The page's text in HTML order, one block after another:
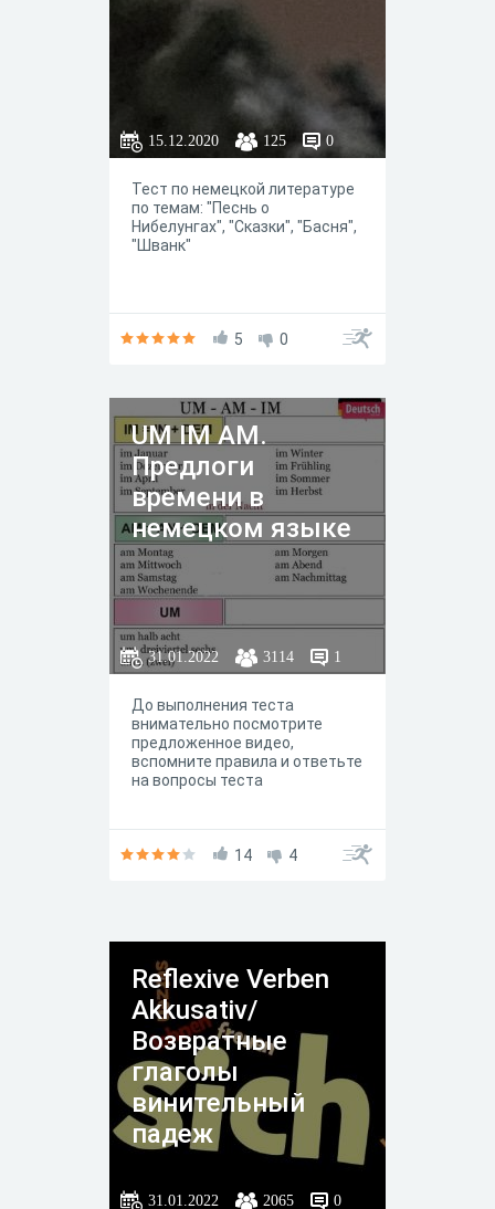
15.12.2020 125 0
Тест по немецкой литературе
по темам: "Песнь о
Нибелунгах", "Сказки", "Басня",
"Шванк"
5 0
UM IM AM.
Предлоги
времени в
немецком языке
31.01.2022 3114 1
До выполнения теста
внимательно посмотрите
предложенное видео,
вспомните правила и ответьте
на вопросы теста
14 4
Reflexive Verben
Akkusativ/
Возвратные
глаголы
винительный
падеж
31.01.2022 2065 0